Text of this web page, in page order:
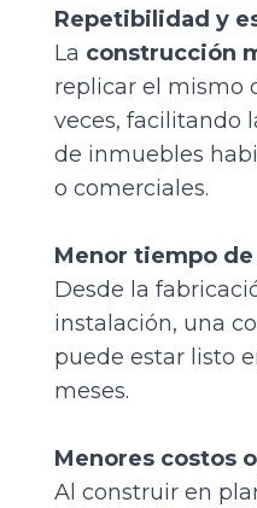
Repetibilidad y
La construcción
replicar el mismo
veces, facilitando
de inmuebles
o comerciales.
Menor tiempo
Desde la
instalación, una
puede estar listo
meses.
Menores costos
Al construir en